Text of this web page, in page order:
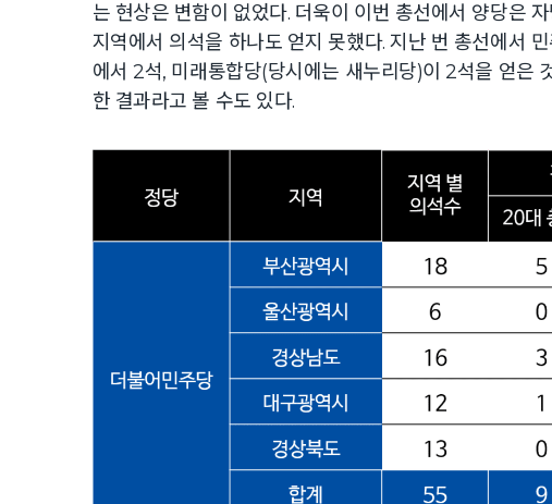
는 현상은 변함이 없었다. 더욱이 이번 총선에서 양당은
지역에서 의석을 하나도 얻지 못했다. 지난 번 총선에서
에서 2석, 미래통합당(당시에는 새누리당)이 2석을 얻은
한 결과라고 볼 수도 있다.